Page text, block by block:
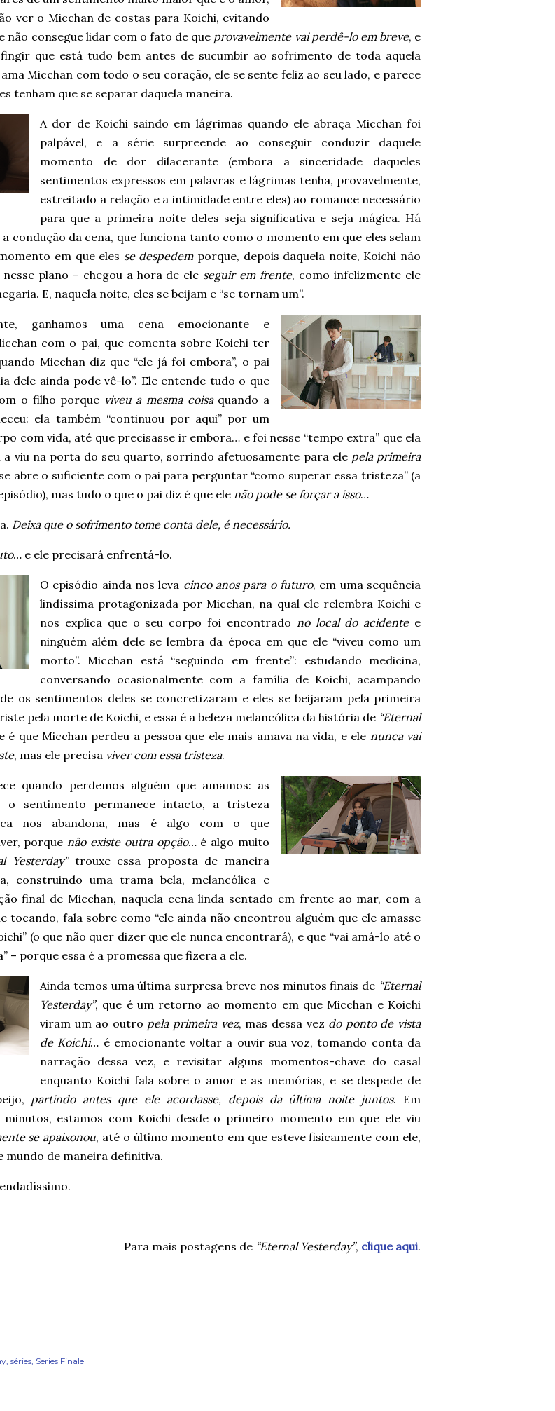
ver o Micchan de costas para Koichi, evitando
não consegue lidar com o fato de que provavelmente vai perdê-lo em breve, e
que está tudo bem antes de sucumbir ao sofrimento de toda aquela
Micchan com todo o seu coração, ele se sente feliz ao seu lado, e parece
tenham que se separar daquela maneira.
A dor de Koichi saindo em lágrimas quando ele abraça Micchan foi
palpável, e a série surpreende ao conseguir conduzir daquele
momento de dor dilacerante (embora a sinceridade daqueles
sentimentos expressos em palavras e lágrimas tenha, provavelmente,
estreitado a relação e a intimidade entre eles) ao romance necessário
para que a primeira noite deles seja significativa e seja mágica. Há
condução da cena, que funciona tanto como o momento em que eles selam
em que eles se despedemporque, depois daquela noite, Koichi não
plano – chegou a hora de ele seguir em frente, como infelizmente ele
E, naquela noite, eles se beijam e “se tornam um”.
ganhamos uma cena emocionante e
com o pai, que comenta sobre Koichi ter
Micchan diz que “ele já foi embora”, o pai
dele ainda pode vê-lo”. Ele entende tudo o que
o filho porque viveu a mesma coisaquando a
ela também “continuou por aqui” por um
com vida, até que precisasse ir embora… e foi nesse “tempo extra” que ela
a viu na porta do seu quarto, sorrindo afetuosamente para ele pela primeira
abre o suficiente com o pai para perguntar “como superar essa tristeza” (a
mas tudo o que o pai diz é que ele não pode se forçar a isso…
Deixa que o sofrimento tome conta dele, é necessário.
… e ele precisará enfrentá-lo.
O episódio ainda nos leva cinco anos para o futuro, em uma sequência
lindíssima protagonizada por Micchan, na qual ele relembra Koichi e
nos explica que o seu corpo foi encontrado no local do acidentee
ninguém além dele se lembra da época em que ele “viveu como um
morto”. Micchan está “seguindo em frente”: estudando medicina,
conversando ocasionalmente com a família de Koichi, acampando
os sentimentos deles se concretizaram e eles se beijaram pela primeira
pela morte de Koichi, e essa é a beleza melancólica da história de “Eternal
é que Micchan perdeu a pessoa que ele mais amava na vida, e ele nunca vai
, mas ele precisa viver com essa tristeza.
quando perdemos alguém que amamos: as
o sentimento permanece intacto, a tristeza
nos abandona, mas é algo com o que
porquenão existe outra opção… é algo muito
Yesterday”trouxe essa proposta de maneira
construindo uma trama bela, melancólica e
final de Micchan, naquela cena linda sentado em frente ao mar, com a
tocando, fala sobre como “ele ainda não encontrou alguém que ele amasse
(o que não quer dizer que ele nunca encontrará), e que “vai amá-lo até o
– porque essa é a promessa que fizera a ele.
Ainda temos uma última surpresa breve nos minutos finais de “Eternal
Yesterday”, que é um retorno ao momento em que Micchan e Koichi
viram um ao outro pela primeira vez, mas dessa vez do ponto de vista
de Koichi… é emocionante voltar a ouvir sua voz, tomando conta da
narração dessa vez, e revisitar alguns momentos-chave do casal
enquanto Koichi fala sobre o amor e as memórias, e se despede de
partindo antes que ele acordasse, depois da última noite juntos. Em
minutos, estamos com Koichi desde o primeiro momento em que ele viu
se apaixonou, até o último momento em que esteve fisicamente com ele,
mundo de maneira definitiva.
Para mais postagens de “Eternal Yesterday”, clique aqui.
séries Series Finale